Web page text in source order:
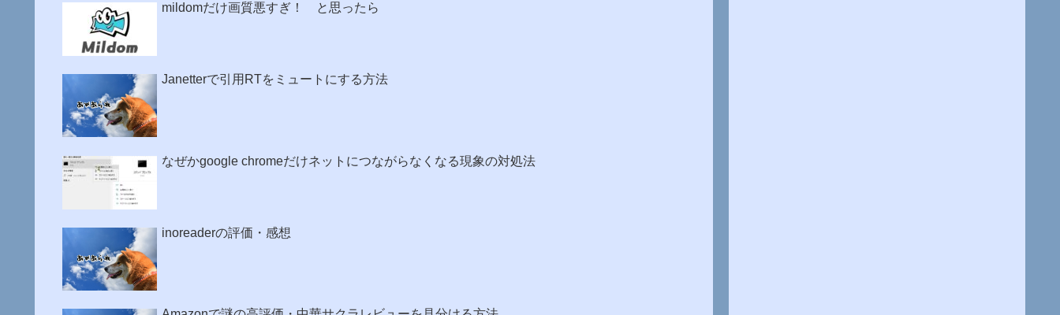
mildomだけ画質悪すぎ！ と思ったら
Janetterで引用RTをミュートにする方法
なぜかgoogle chromeだけネットにつながらなくなる現象の対処法
inoreaderの評価・感想